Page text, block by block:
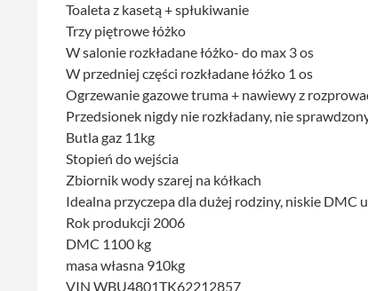
Toaleta z kasetą + spłukiwanie
Trzy piętrowe łóżko
W salonie rozkładane łóżko- do max 3 os
W przedniej części rozkładane łóźko 1 os
Ogrzewanie gazowe truma + nawiewy z
Przedsionek nigdy nie rozkładany, nie
Butla gaz 11kg
Stopień do wejścia
Zbiornik wody szarej na kółkach
Idealna przyczepa dla dużej rodziny, niskie DMC
Rok produkcji 2006
DMC 1100 kg
masa własna 910kg
VIN WBU4801TK62212857